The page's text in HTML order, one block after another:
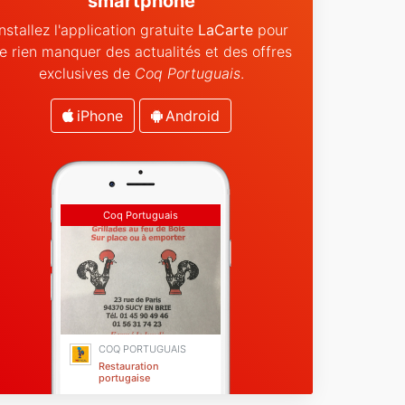
l'application gratuite LaCartepour
rien manquer des actualités et des offres
exclusives de Coq Portuguais.
iPhone Android
Coq Portuguais
COQ PORTUGUAIS
Restauration
portugaise